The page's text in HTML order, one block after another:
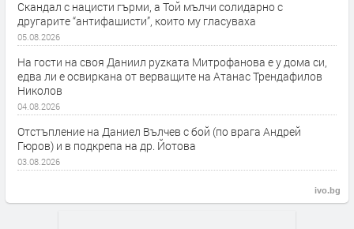
Скандал с нацисти гърми, а Той мълчи солидарно с
другарите “антифашисти”, които му гласуваха
05.08.2026
На гости на своя Даниил руzката Митрофанова е у дома си,
едва ли е освиркана от верващите на Атанас Трендафилов
Николов
04.08.2026
Отстъпление на Даниел Вълчев с бой (по врага Андрей
Гюров) и в подкрепа на др. Йотова
03.08.2026
ivo.bg